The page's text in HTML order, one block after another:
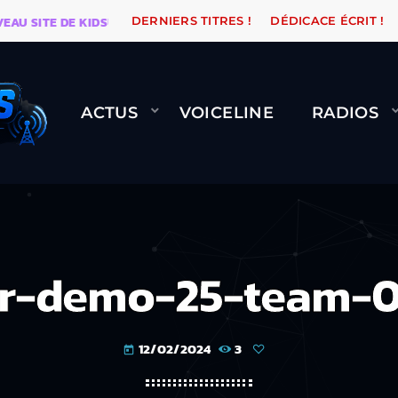
DE KIDSUNE WARÉTRO ORANGE ROAD QUI
DERNIERS TITRES ! DÉDICACE ÉCRIT !
ACTUS VOICELINE RADIOS
demo-25-team-
today 12/02/2024 3